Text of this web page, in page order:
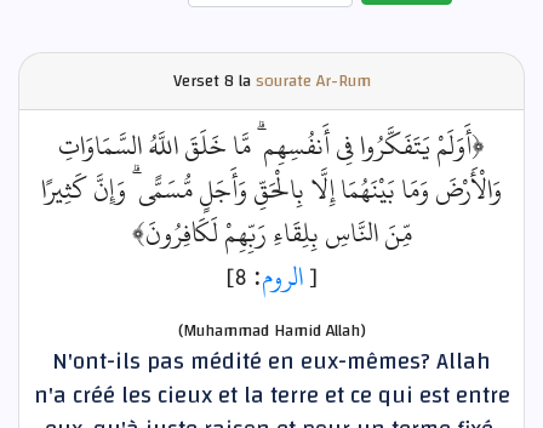
Verset8 lasourate Ar-Rum
﴿أَوَلَمْ يَتَفَكَّرُوا فِي أَنفُسِهِم ۗ مَّا خَلَقَ اللَّهُ السَّمَاوَاتِ
وَالْأَرْضَ وَمَا بَيْنَهُمَا إِلَّا بِالْحَقِّ وَأَجَلٍ مُّسَمًّى ۗ وَإِنَّ كَثِيرًا
مِّنَ النَّاسِ بِلِقَاءِ رَبِّهِمْ لَكَافِرُونَ﴾
[الروم: 8]
(Muhammad Hamid Allah)
N'ont-ils pas médité en eux-mêmes? Allah
n'a créé les cieux et la terre et ce qui est entre